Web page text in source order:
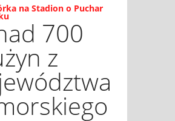
na Stadion o Puchar
700
z